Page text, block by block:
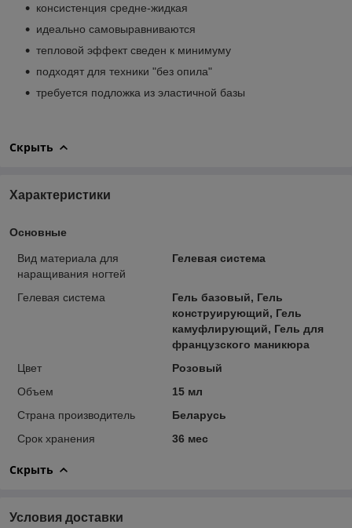
консистенция средне-жидкая
идеально самовыравниваются
тепловой эффект сведен к минимуму
подходят для техники "без опила"
требуется подложка из эластичной базы
Скрыть
Характеристики
Основные
Вид материала для
наращивания ногтей
Гелевая система
Гелевая система
Гель базовый, Гель
конструирующий, Гель
камуфлирующий, Гель для
французского маникюра
Цвет
Розовый
Объем
15 мл
Страна производитель
Беларусь
Срок хранения
36 мес
Скрыть
Условия доставки